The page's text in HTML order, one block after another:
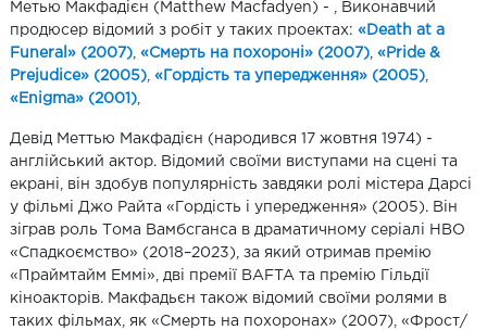
Метью Макфадієн (Matthew Macfadyen) - , Виконавчий
продюсер відомий з робіт у таких проектах: «Death at a
Funeral» (2007) «Смерть на похороні» (2007) «Pride &
Prejudice» (2005) «Гордiсть та упередження» (2005)
«Enigma» (2001)
Девід Меттью Макфадієн (народився 17 жовтня 1974) -
англійський актор. Відомий своїми виступами на сцені та
екрані, він здобув популярність завдяки ролі містера Дарсі
у фільмі Джо Райта «Гордість і упередження» (2005). Він
зіграв роль Тома Вамбсганса в драматичному серіалі HBO
«Спадкоємство» (2018–2023), за який отримав премію
«Праймтайм Еммі», дві премії BAFTA та премію Гільдії
кіноакторів. Макфадьєн також відомий своїми ролями в
таких фільмах, як «Смерть на похоронах» (2007), «Фрост/